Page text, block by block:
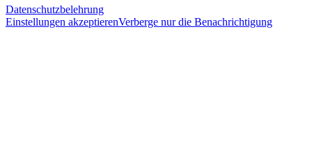
Datenschutzbelehrung
Einstellungen akzeptierenVerberge nur die Benachrichtigung